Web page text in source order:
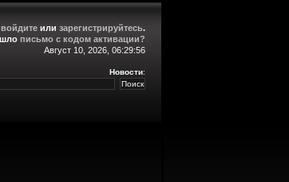
войдите или зарегистрируйтесь.
письмо с кодом активации?
Август 10, 2026, 06:29:56
Новости: